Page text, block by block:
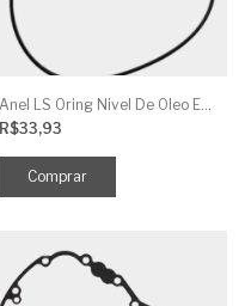
Anel LS Oring Nivel De Oleo EGQ125
R$33,93